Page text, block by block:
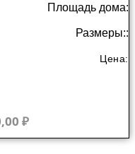
Площадь дома:
Размеры::
Цена:
₽Текущая
6300,00 ₽.